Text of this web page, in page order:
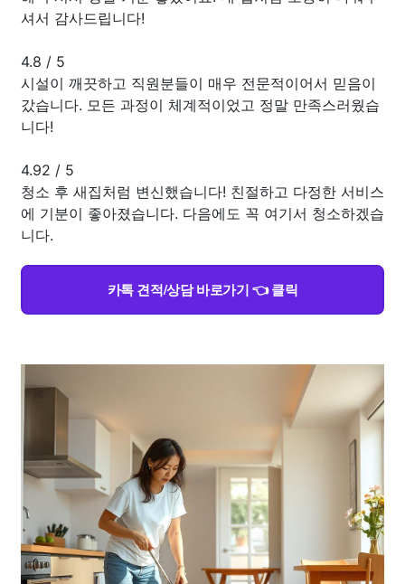
셔서 감사드립니다!
4.8 / 5
시설이 깨끗하고 직원분들이 매우 전문적이어서 믿음이
갔습니다. 모든 과정이 체계적이었고 정말 만족스러웠습
니다!
4.92 / 5
청소 후 새집처럼 변신했습니다! 친절하고 다정한 서비스
에 기분이 좋아졌습니다. 다음에도 꼭 여기서 청소하겠습
니다.
카톡 견적/상담 바로가기 👈 클릭